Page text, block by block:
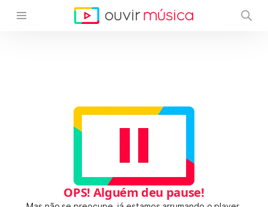
OPS! Alguém deu pause!